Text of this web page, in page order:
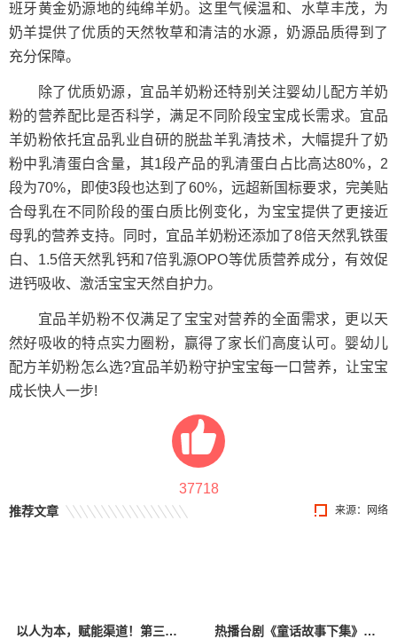
班牙黄金奶源地的纯绵羊奶。这里气候温和、水草丰茂，为
奶羊提供了优质的天然牧草和清洁的水源，奶源品质得到了
充分保障。
除了优质奶源，宜品羊奶粉还特别关注婴幼儿配方羊奶
粉的营养配比是否科学，满足不同阶段宝宝成长需求。宜品
羊奶粉依托宜品乳业自研的脱盐羊乳清技术，大幅提升了奶
粉中乳清蛋白含量，其1段产品的乳清蛋白占比高达80%，2
段为70%，即使3段也达到了60%，远超新国标要求，完美贴
合母乳在不同阶段的蛋白质比例变化，为宝宝提供了更接近
母乳的营养支持。同时，宜品羊奶粉还添加了8倍天然乳铁蛋
白、1.5倍天然乳钙和7倍乳源OPO等优质营养成分，有效促
进钙吸收、激活宝宝天然自护力。
宜品羊奶粉不仅满足了宝宝对营养的全面需求，更以天
然好吸收的特点实力圈粉，赢得了家长们高度认可。婴幼儿
配方羊奶粉怎么选?宜品羊奶粉守护宝宝每一口营养，让宝宝
成长快人一步!
37718
来源：网络
推荐文章
以人为本，赋能渠道！第三届宜品《中国好导购》助优秀导购蜕变，全国总决赛即将启幕！ 热播台剧《童话故事下集》揭露男性不孕，禾馨宜蕴朱伯威院长权威解答